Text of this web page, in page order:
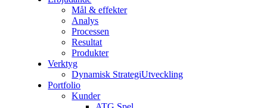
Mål & effekter
Analys
Processen
Resultat
Produkter
Verktyg
Dynamisk StrategiUtveckling
Portfolio
Kunder